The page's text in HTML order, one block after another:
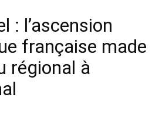
: l’ascension
française made
régional à